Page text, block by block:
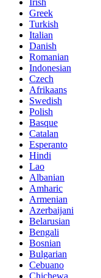
Greek
Turkish
Italian
Danish
Romanian
Indonesian
Czech
Afrikaans
Swedish
Polish
Basque
Catalan
Esperanto
Hindi
Lao
Albanian
Amharic
Armenian
Azerbaijani
Belarusian
Bengali
Bosnian
Bulgarian
Cebuano
Chichewa